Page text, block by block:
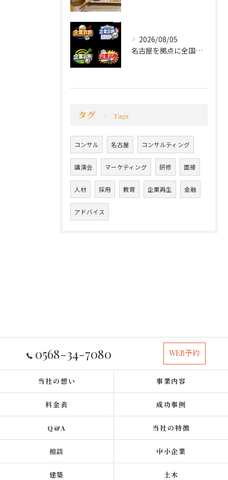
2026/08/05
名古屋を拠点に全国で活動する 経営コンサルタントの 毛利京申...
タグ Tags
コンサル 名古屋 コンサルティング
講演会 マーケティング 研修 面接
人材 採用 教育 企業再生 金融
アドバイス
0568-34-7080 WEB予約
当社の想い 事業内容
料金表 成功事例
Q&A 当社の特徴
相談 中小企業
建築 土木